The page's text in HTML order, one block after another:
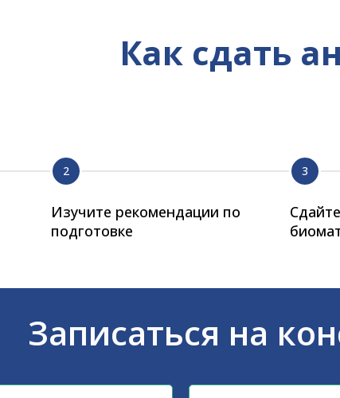
Как сдать
Изучите рекомендации по
подготовке
Записаться на